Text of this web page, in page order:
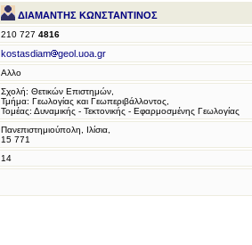
ΔΙΑΜΑΝΤΗΣ ΚΩΝΣΤΑΝΤΙΝΟΣ
210 727 4816
kostasdiam geol.uoa.gr
Αλλο
Σχολή: Θετικών Επιστημών,
Τμήμα: Γεωλογίας και Γεωπεριβάλλοντος,
Τομέας: Δυναμικής - Τεκτονικής - Εφαρμοσμένης Γεωλογίας
Πανεπιστημιούπολη, Ιλίσια,
15 771
14